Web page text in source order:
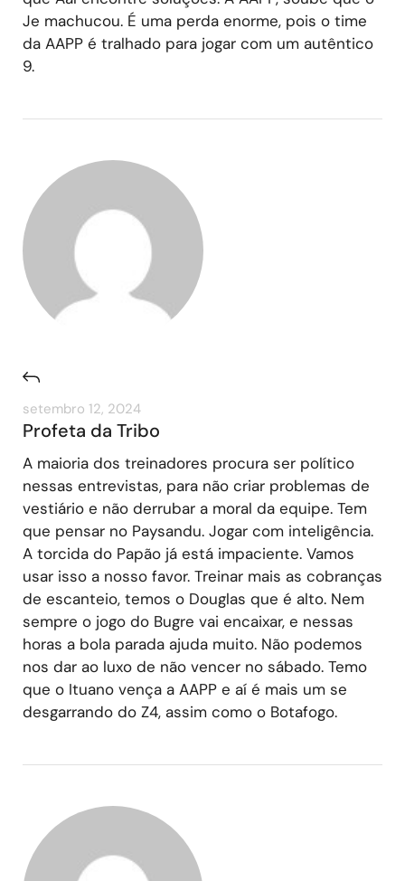
Je machucou. É uma perda enorme, pois o time
da AAPP é tralhado para jogar com um autêntico
9.
setembro 12, 2024
Profeta da Tribo
A maioria dos treinadores procura ser político
nessas entrevistas, para não criar problemas de
vestiário e não derrubar a moral da equipe. Tem
que pensar no Paysandu. Jogar com inteligência.
A torcida do Papão já está impaciente. Vamos
usar isso a nosso favor. Treinar mais as cobranças
de escanteio, temos o Douglas que é alto. Nem
sempre o jogo do Bugre vai encaixar, e nessas
horas a bola parada ajuda muito. Não podemos
nos dar ao luxo de não vencer no sábado. Temo
que o Ituano vença a AAPP e aí é mais um se
desgarrando do Z4, assim como o Botafogo.